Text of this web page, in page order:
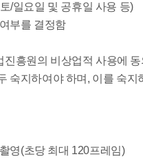
/일요일 및 공휴일 사용 등)
부를 결정함
흥원의 비상업적 사용에 동
숙지하여야 하며, 이를 숙
영(초당 최대 120프레임)